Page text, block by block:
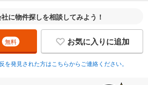
に物件探しを相談してみよう！
無料 お気に入りに追加
を発見された方はこちらからご連絡ください。